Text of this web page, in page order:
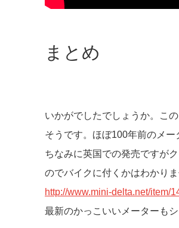
まとめ
いかがでしたでしょうか。こ
そうです。ほぼ100年前のメ
ちなみに英国での発売ですが
のでバイクに付くかはわかり
http://www.mini-delta.net/item/
最新のかっこいいメーターも